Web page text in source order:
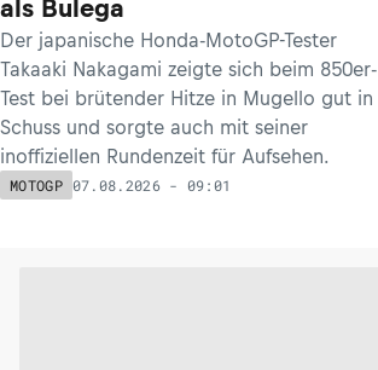
als Bulega
Der japanische Honda-MotoGP-Tester
Takaaki Nakagami zeigte sich beim 850er-
Test bei brütender Hitze in Mugello gut in
Schuss und sorgte auch mit seiner
inoffiziellen Rundenzeit für Aufsehen.
MOTOGP 07.08.2026 - 09:01